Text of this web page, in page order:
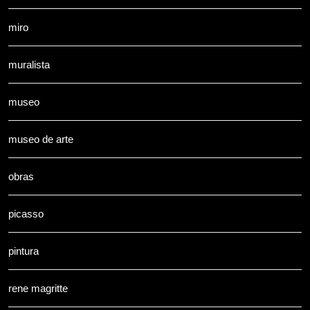
miro
muralista
museo
museo de arte
obras
picasso
pintura
rene magritte